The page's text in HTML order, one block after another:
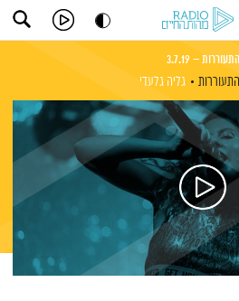
התעוררות – 3.7.19
התעוררות גליה גלעדי